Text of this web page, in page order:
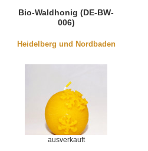
Bio-Waldhonig (DE-BW-
006)
Heidelberg und Nordbaden
ausverkauft